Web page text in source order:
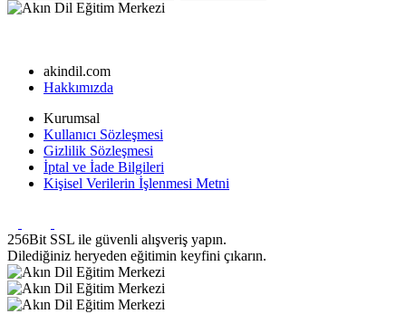
akindil.com
Hakkımızda
Kurumsal
Kullanıcı Sözleşmesi
Gizlilik Sözleşmesi
İptal ve İade Bilgileri
Kişisel Verilerin İşlenmesi Metni
256Bit SSL ile güvenli alışveriş yapın.
Dilediğiniz heryeden eğitimin keyfini çıkarın.